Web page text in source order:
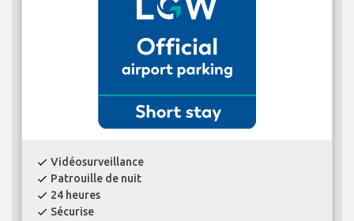
check Vidéosurveillance
check Patrouille de nuit
check 24 heures
check Sécurise